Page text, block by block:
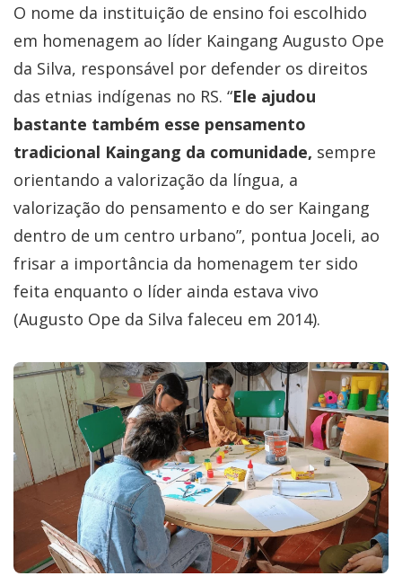
O nome da instituição de ensino foi escolhido
em homenagem ao líder Kaingang Augusto Ope
da Silva, responsável por defender os direitos
das etnias indígenas no RS. “Ele ajudou
bastante também esse pensamento
tradicional Kaingang da comunidade, sempre
orientando a valorização da língua, a
valorização do pensamento e do ser Kaingang
dentro de um centro urbano”, pontua Joceli, ao
frisar a importância da homenagem ter sido
feita enquanto o líder ainda estava vivo
(Augusto Ope da Silva faleceu em 2014).